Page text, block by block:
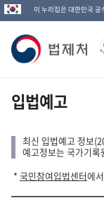
이 누리집은 대한민국
법
제
처
고
입법예고
최신 입법예고 정보
예고정보는 국가기
* 국민참여입법센터에